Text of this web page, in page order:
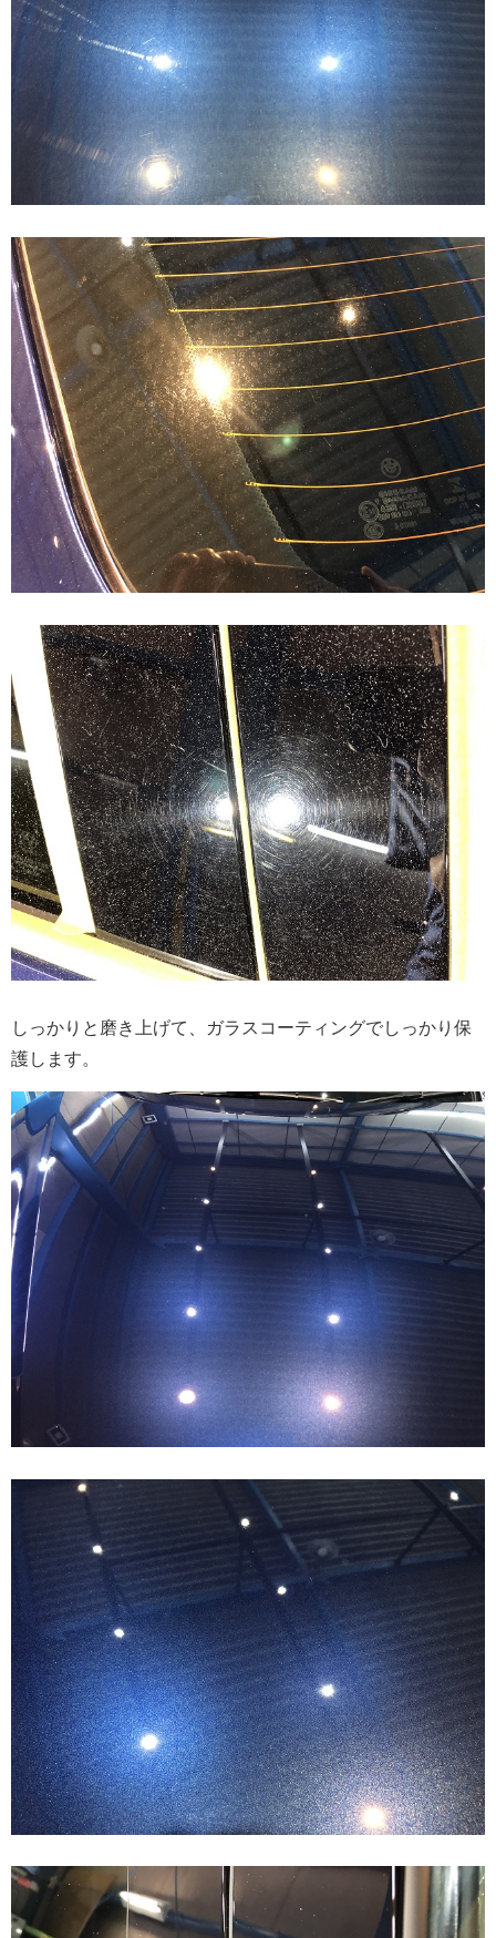
しっかりと磨き上げて、ガラスコーティングでしっかり保
護します。